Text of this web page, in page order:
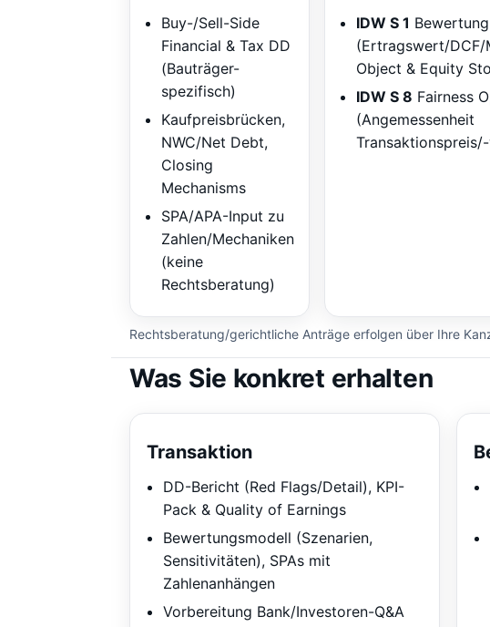
Buy-/Sell-Side
Financial & Tax DD
(Bauträger-
spezifisch)
Kaufpreisbrücken,
NWC/Net Debt,
Closing
Mechanisms
SPA/APA-Input zu
Zahlen/Mechaniken
(keine
Rechtsberatung)
IDW S 1 Bewertung
(Ertragswert/DCF/
Object & Equity
IDW S 8 Fairness
(Angemessenheit
Rechtsberatung/gerichtliche Anträge erfolgen über Ihre
Was Sie konkret erhalten
Transaktion
DD-Bericht (Red Flags/Detail), KPI-
Pack & Quality of Earnings
Bewertungsmodell (Szenarien,
Sensitivitäten), SPAs mit
Zahlenanhängen
Vorbereitung Bank/Investoren-Q&A